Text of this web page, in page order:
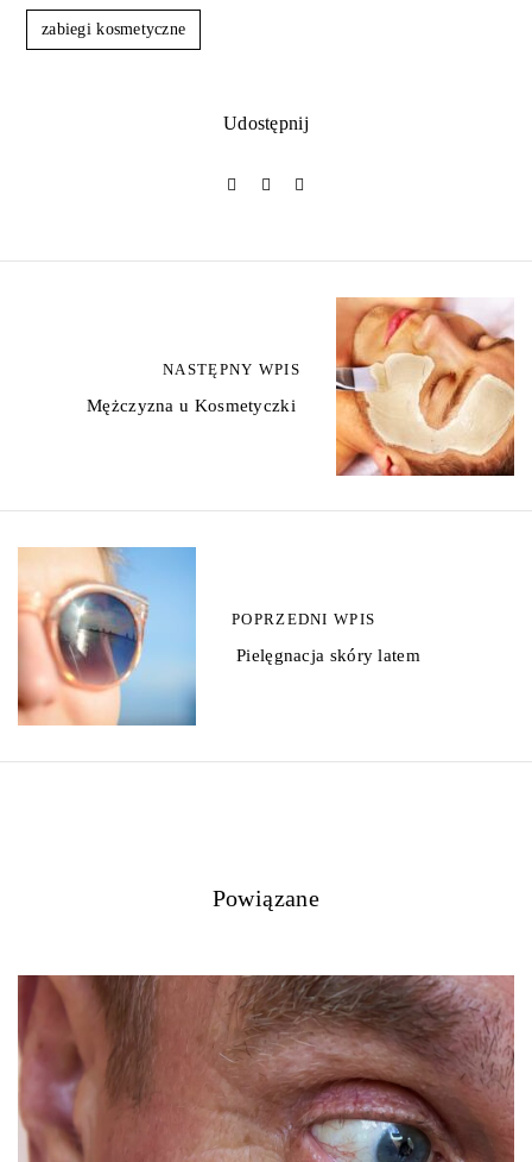
zabiegi kosmetyczne
Udostępnij
s
y
POPRZEDNI WPIS
Pielęgnacja skóry latem
NASTĘPNY WPIS
Mężczyzna u Kosmetyczki
Powiązane